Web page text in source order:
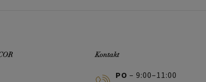
Kontakt
PO – 9:00–11:00